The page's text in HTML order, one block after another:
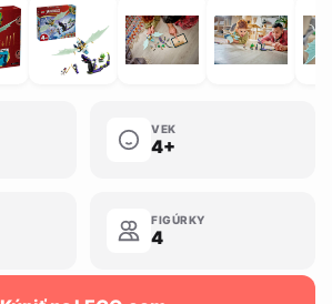
VEK
4+
FIGÚRKY
4